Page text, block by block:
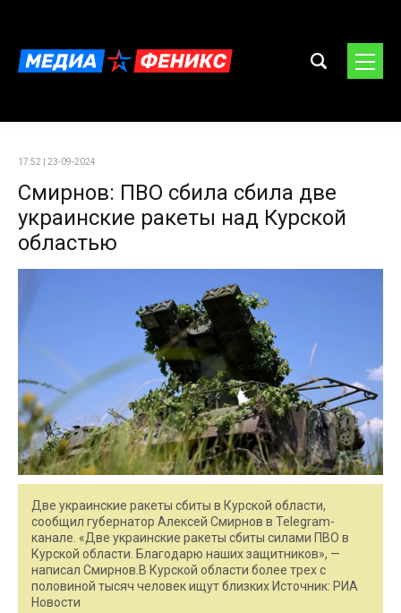
17:52 | 23-09-2024
Смирнов: ПВО сбила сбила две
украинские ракеты над Курской
областью
Две украинские ракеты сбиты в Курской области,
сообщил губернатор Алексей Смирнов в Telegram-
канале. «Две украинские ракеты сбиты силами ПВО в
Курской области. Благодарю наших защитников», —
написал Смирнов.В Курской области более трех с
половиной тысяч человек ищут близких Источник: РИА
Новости